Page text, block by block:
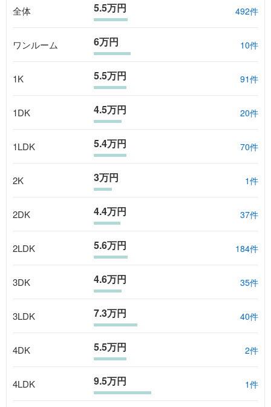
全体 5.5万円 492件
ワンルーム 6万円 10件
1K 5.5万円 91件
1DK 4.5万円 20件
1LDK 5.4万円 70件
2K 3万円 1件
2DK 4.4万円 37件
2LDK 5.6万円 184件
3DK 4.6万円 35件
3LDK 7.3万円 40件
4DK 5.5万円 2件
4LDK 9.5万円 1件